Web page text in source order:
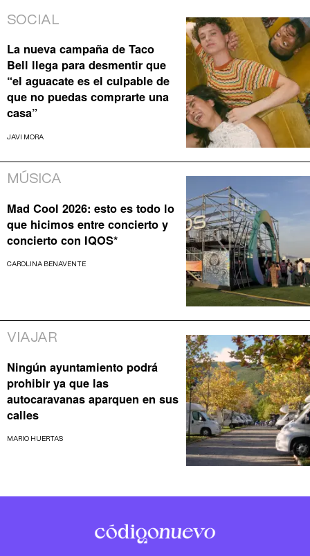
SOCIAL
La nueva campaña de Taco
Bell llega para desmentir que
“el aguacate es el culpable de
que no puedas comprarte una
casa”
JAVI MORA
MÚSICA
Mad Cool 2026: esto es todo lo
que hicimos entre concierto y
concierto con IQOS*
CAROLINA BENAVENTE
VIAJAR
Ningún ayuntamiento podrá
prohibir ya que las
autocaravanas aparquen en sus
calles
MARIO HUERTAS